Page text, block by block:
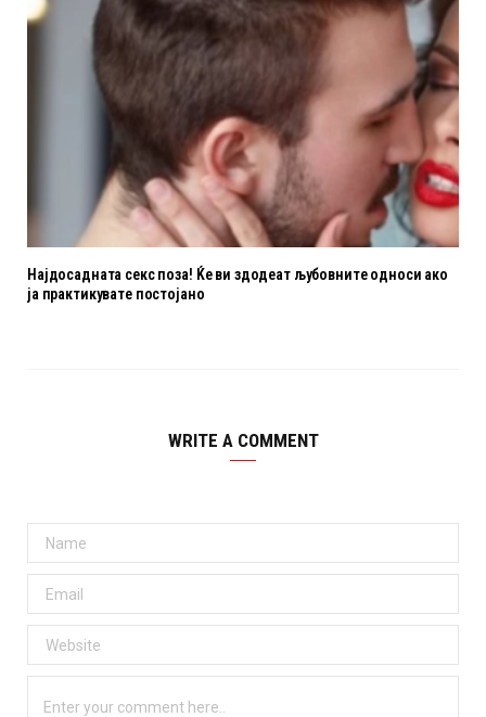
Најдосадната секс поза! Ќе ви здодеат љубовните oдноси ако
ја практикувате постојано
WRITE A COMMENT